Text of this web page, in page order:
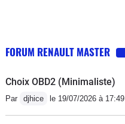
FORUM RENAULT MASTER
Choix OBD2 (Minimaliste)
Par djhice le 19/07/2026 à 17:49